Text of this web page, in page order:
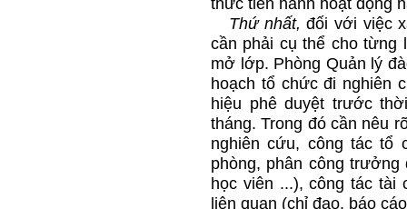
thức tiến hành hoạt động
Thứ nhất, đối với việc
cần phải cụ thể cho từng
mở lớp. Phòng Quản lý
hoạch tổ chức đi nghiên
hiệu phê duyệt trước
tháng. Trong đó cần nêu
nghiên cứu, công tác tổ
phòng, phân công
học viên ...), công tác tài
liên quan (chỉ đạo, báo